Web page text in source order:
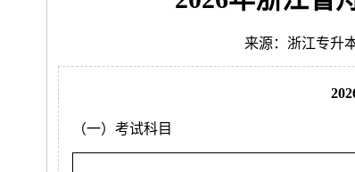
来源：浙江专升
（一）考试科目